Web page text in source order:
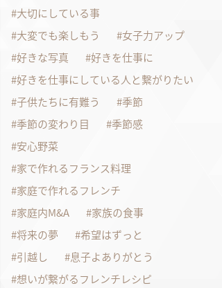
大切にしている事
大変でも楽しもう
女子力アップ
好きな写真
好きを仕事に
好きを仕事にしている人と繋がりたい
子供たちに有難う
季節
季節の変わり目
季節感
安心野菜
家で作れるフランス料理
家庭で作れるフレンチ
家庭内M&A
家族の食事
将来の夢
希望はずっと
引越し
息子よありがとう
想いが繋がるフレンチレシピ